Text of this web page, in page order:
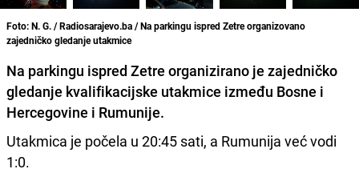
Foto: N. G. / Radiosarajevo.ba / Na parkingu ispred Zetre organizovano
zajedničko gledanje utakmice
Na parkingu ispred Zetre organizirano je zajedničko
gledanje kvalifikacijske utakmice između Bosne i
Hercegovine i Rumunije.
Utakmica je počela u 20:45 sati, a Rumunija već vodi
1:0.